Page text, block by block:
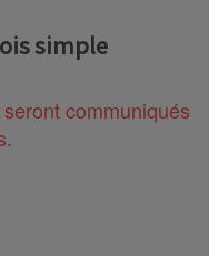
simple
communiqués